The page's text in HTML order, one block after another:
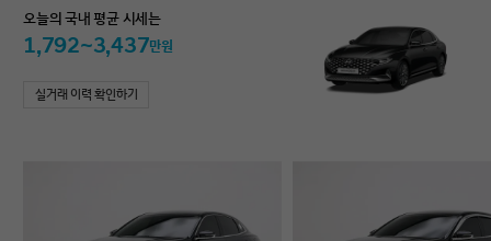
오늘의 국내 평균 시세는
1,792~3,437만원
실거래 이력 확인하기